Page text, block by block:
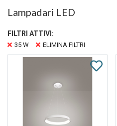
Lampadari LED
FILTRI ATTIVI:
35 W ELIMINA FILTRI